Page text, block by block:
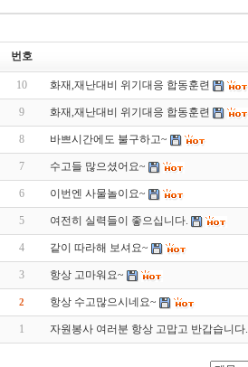
번호
10 화재,재난대비 위기대응 합동훈련
9 화재,재난대비 위기대응 합동훈련
8 바쁘시간에도 불구하고~
7 수고들 많으셨어요~
6 이번엔 사물놀이요~
5 여전히 실력들이 좋으십니다.
4 같이 따라해 보셔요~
3 항상 고마워요~
2 항상 수고많으시네요~
1 자원봉사 여러분 항상 고맙고 반갑습니다.